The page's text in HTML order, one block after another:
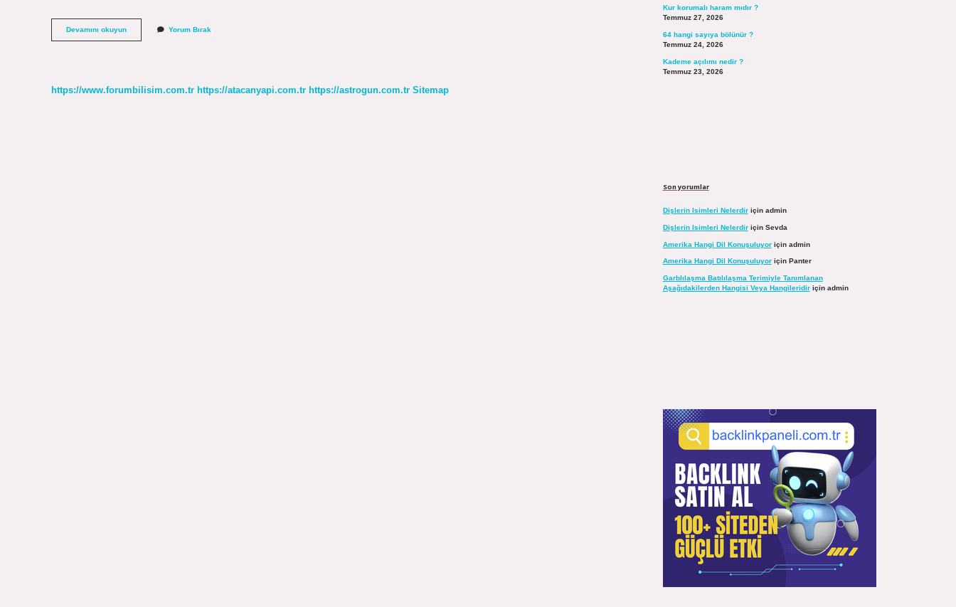
Devamını okuyunKolektivist
Kültür
Yorum Bırak
https://www.forumbilisim.com.tr https://atacanyapi.com.tr https://astrogun.com.tr Sitemap
Kur korumalı haram mıdır ?
Temmuz 27, 2026
64 hangi sayıya bölünür ?
Temmuz 24, 2026
Kademe açılımı nedir ?
Temmuz 23, 2026
Son yorumlar
Dişlerin Isimleri Nelerdiriçin admin
Dişlerin Isimleri Nelerdiriçin Sevda
Amerika Hangi Dil Konuşuluyoriçin admin
Amerika Hangi Dil Konuşuluyoriçin Panter
Garblılaşma Batılılaşma Terimiyle Tanımlanan
Aşağıdakilerden Hangisi Veya Hangileridiriçin admin